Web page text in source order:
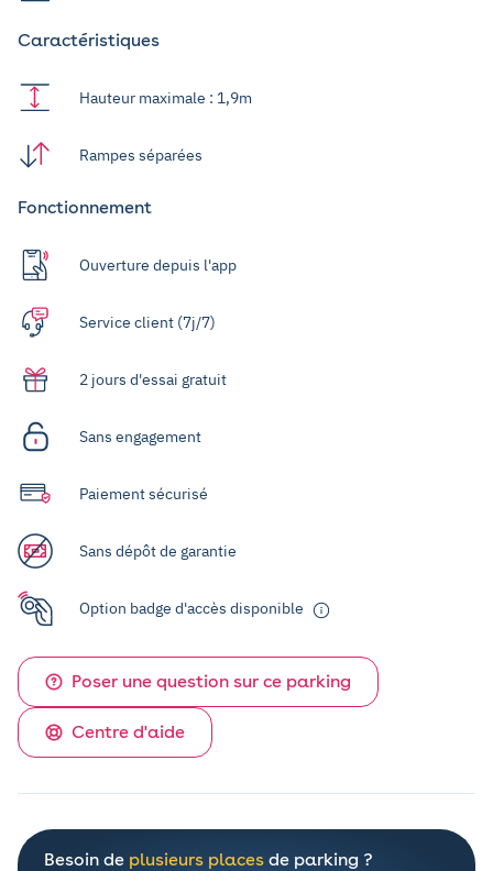
Caractéristiques
Hauteur maximale : 1,9m
Rampes séparées
Fonctionnement
Ouverture depuis l'app
Service client (7j/7)
2 jours d'essai gratuit
Sans engagement
Paiement sécurisé
Sans dépôt de garantie
Option badge d'accès disponible
Poser une question sur ce parking
Centre d'aide
Besoin de plusieurs places de parking ?